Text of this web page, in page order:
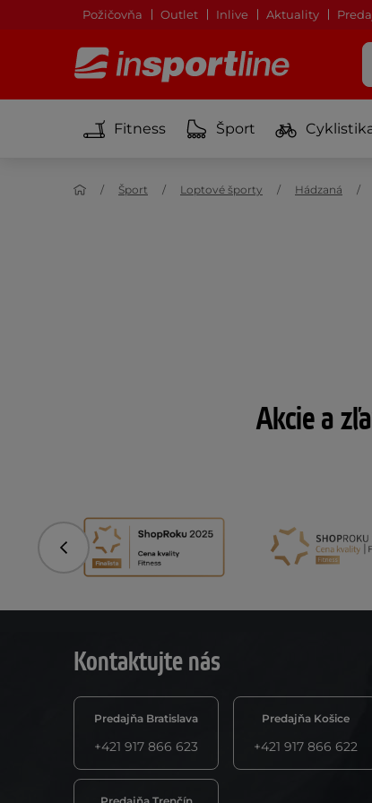
Požičovňa Outlet Inlive Aktuality
Fitness Šport
Šport Loptové športy Hádzaná
Akcie a
Predchádzajúci
Kontaktujte nás
Predajňa Bratislava
+421 917 866 623
Predajňa Košice
+421 917 866 622